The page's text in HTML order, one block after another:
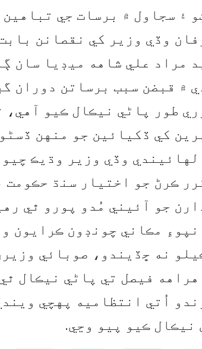
۽ سجاول ۾ برسات جي
وڏي وزير کي نقصانن
مراد علي شاهه ميڊيا سان
۾ قبضن سبب برساتن دوران
طور پاڻي نيڪال ڪيو
کي ڏکيائين جو منهن
وڏي وزير وڌيڪ
ڪرڻ جو اختيار سنڌ
جو آئيني مُدو پورو ٿي
مڪاني چونڊون ڪرايون
نه ڇڏيندو، صوبائي
فيصل تي پاڻي نيڪال
اُتي انتظاميه پهچي
نيڪال ڪيو پيو وڃي.